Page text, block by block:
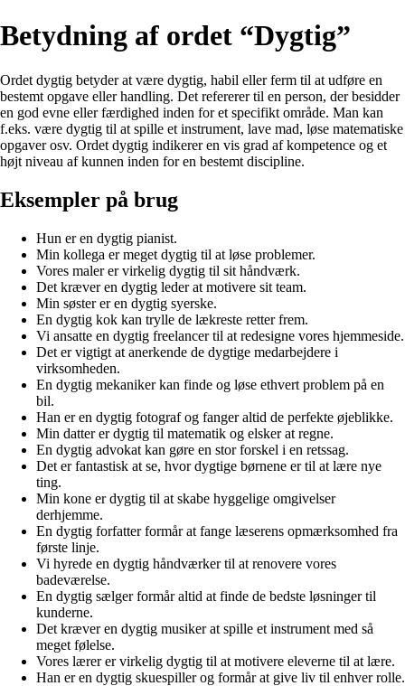
Betydning af ordet “Dygtig”
Ordet dygtig betyder at være dygtig, habil eller ferm til at udføre en
bestemt opgave eller handling. Det refererer til en person, der besidder
en god evne eller færdighed inden for et specifikt område. Man kan
f.eks. være dygtig til at spille et instrument, lave mad, løse matematiske
opgaver osv. Ordet dygtig indikerer en vis grad af kompetence og et
højt niveau af kunnen inden for en bestemt discipline.
Eksempler på brug
Hun er en dygtig pianist.
Min kollega er meget dygtig til at løse problemer.
Vores maler er virkelig dygtig til sit håndværk.
Det kræver en dygtig leder at motivere sit team.
Min søster er en dygtig syerske.
En dygtig kok kan trylle de lækreste retter frem.
Vi ansatte en dygtig freelancer til at redesigne vores hjemmeside.
Det er vigtigt at anerkende de dygtige medarbejdere i
virksomheden.
En dygtig mekaniker kan finde og løse ethvert problem på en
bil.
Han er en dygtig fotograf og fanger altid de perfekte øjeblikke.
Min datter er dygtig til matematik og elsker at regne.
En dygtig advokat kan gøre en stor forskel i en retssag.
Det er fantastisk at se, hvor dygtige børnene er til at lære nye
ting.
Min kone er dygtig til at skabe hyggelige omgivelser
derhjemme.
En dygtig forfatter formår at fange læserens opmærksomhed fra
første linje.
Vi hyrede en dygtig håndværker til at renovere vores
badeværelse.
En dygtig sælger formår altid at finde de bedste løsninger til
kunderne.
Det kræver en dygtig musiker at spille et instrument med så
meget følelse.
Vores lærer er virkelig dygtig til at motivere eleverne til at lære.
Han er en dygtig skuespiller og formår at give liv til enhver rolle.